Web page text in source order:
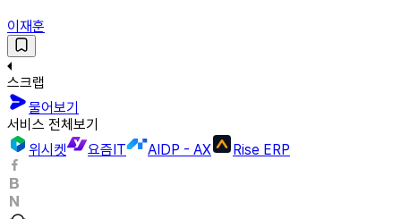
이재훈
스크랩
물어보기
서비스 전체보기
위시켓
요즘IT AIDP - AX Rise ERP